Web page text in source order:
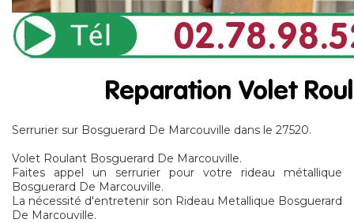
Serrurier sur Bosguerard De Marcouville dans le 27520.
Volet Roulant Bosguerard De Marcouville.
Faites appel un serrurier pour votre rideau métallique
Bosguerard De Marcouville.
La nécessité d'entretenir son Rideau Metallique Bosguerard
De Marcouville.